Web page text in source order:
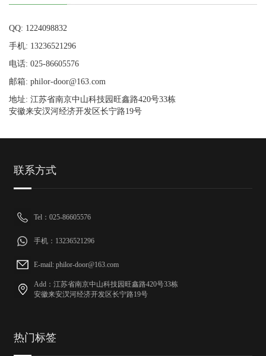
QQ: 1224098832
手机: 13236521296
电话: 025-86605576
邮箱: philor-door@163.com
地址: 江苏省南京中山科技园旺鑫路420号33栋
安徽来安汊河经济开发区长宁路19号
联系方式
Tel：025-86605576
手机：13236521296
E-mail: philor-door@163.com
Add：江苏省南京中山科技园旺鑫路420号33栋
安徽来安汊河经济开发区长宁路19号
热门标签